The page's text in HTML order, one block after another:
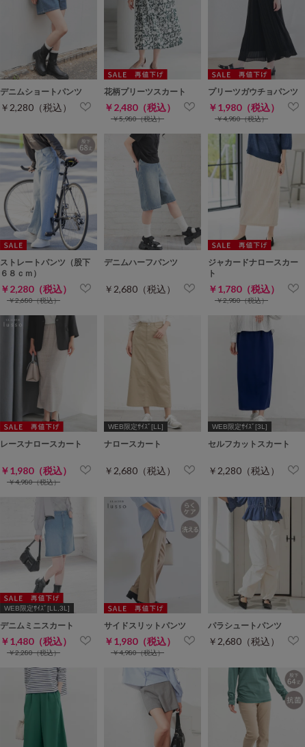
デニムショートパンツ
￥2,280（税込）
花柄プリーツスカート
￥2,480（税込）
￥5,980（税込）
プリーツガウチョパンツ
￥1,980（税込）
￥4,980（税込）
ストレートパンツ（股下
６８ｃｍ）
￥2,280（税込）
￥2,680（税込）
デニムハーフパンツ
￥2,680（税込）
ジャカードナロースカー
ト
￥1,780（税込）
￥2,980（税込）
レースナロースカート
￥1,980（税込）
￥4,980（税込）
WEB限定ｻｲｽﾞ[LL]
ナロースカート
￥2,680（税込）
WEB限定ｻｲｽﾞ[3L]
セルフカットスカート
￥2,280（税込）
WEB限定ｻｲｽﾞ[LL,3L]
デニムミニスカート
￥1,480（税込）
￥2,280（税込）
サイドスリットパンツ
￥1,980（税込）
￥4,980（税込）
パラシュートパンツ
￥2,680（税込）